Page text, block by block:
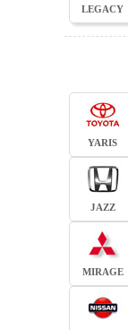
LEGACY
YARIS
JAZZ
MIRAGE